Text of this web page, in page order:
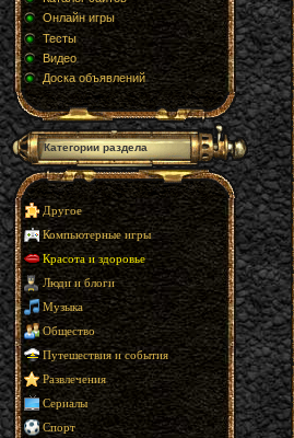
Онлайн игры
Тесты
Видео
Доска объявлений
Категории раздела
Другое
Компьютерные игры
Красота и здоровье
Люди и блоги
Музыка
Общество
Путешествия и события
Развлечения
Сериалы
Спорт